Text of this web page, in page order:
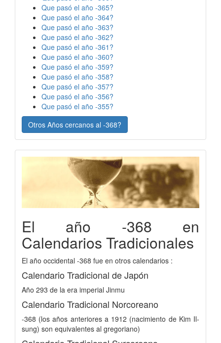
Que pasó el año -365?
Que pasó el año -364?
Que pasó el año -363?
Que pasó el año -362?
Que pasó el año -361?
Que pasó el año -360?
Que pasó el año -359?
Que pasó el año -358?
Que pasó el año -357?
Que pasó el año -356?
Que pasó el año -355?
Otros Años cercanos al -368?
El año -368 en
Calendarios Tradicionales
El año occidental -368 fue en otros calendarios :
Calendario Tradicional de Japón
Año 293 de la era imperial Jinmu
Calendario Tradicional Norcoreano
-368 (los años anteriores a 1912 (nacimiento de Kim Il-
sung) son equivalentes al gregoriano)